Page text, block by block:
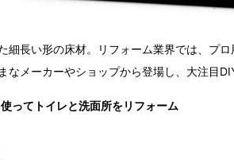
細長い形の床材。リフォーム業界では、プ
なメーカーやショップから登場し、大注目
ってトイレと洗面所をリフォーム